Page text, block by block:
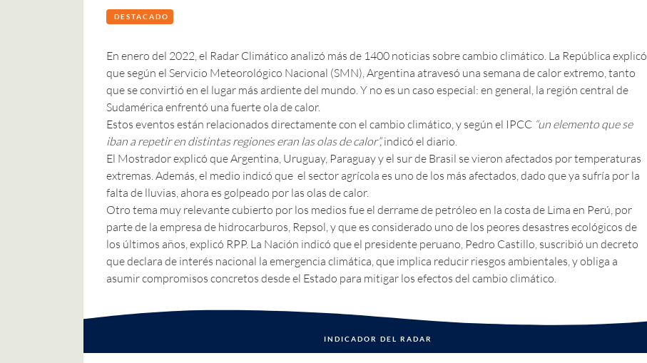
DESTACADO
En enero del 2022, el Radar Climático analizó más de 1400 noticias sobre cambio climático. La República explicó
que según el Servicio Meteorológico Nacional (SMN), Argentina atravesó una semana de calor extremo, tanto
que se convirtió en el lugar más ardiente del mundo. Y no es un caso especial: en general, la región central de
Sudamérica enfrentó una fuerte ola de calor.
Estos eventos están relacionados directamente con el cambio climático, y según el IPCC “un elemento que se
iban a repetir en distintas regiones eran las olas de calor”,indicó el diario.
El Mostradorexplicó que Argentina, Uruguay, Paraguay y el sur de Brasil se vieron afectados por temperaturas
extremas. Además, el medio indicó que el sector agrícola es uno de los más afectados, dado que ya sufría por la
falta de lluvias, ahora es golpeado por las olas de calor.
Otro tema muy relevante cubierto por los medios fue el derrame de petróleo en la costa de Lima en Perú, por
parte de la empresa de hidrocarburos, Repsol, y que es considerado uno de los peores desastres ecológicos de
los últimos años, explicó RPP. La Nación indicó que el presidente peruano, Pedro Castillo, suscribió un decreto
que declara de interés nacional la emergencia climática, que implica reducir riesgos ambientales, y obliga a
asumir compromisos concretos desde el Estado para mitigar los efectos del cambio climático.
INDICADOR DEL RADAR